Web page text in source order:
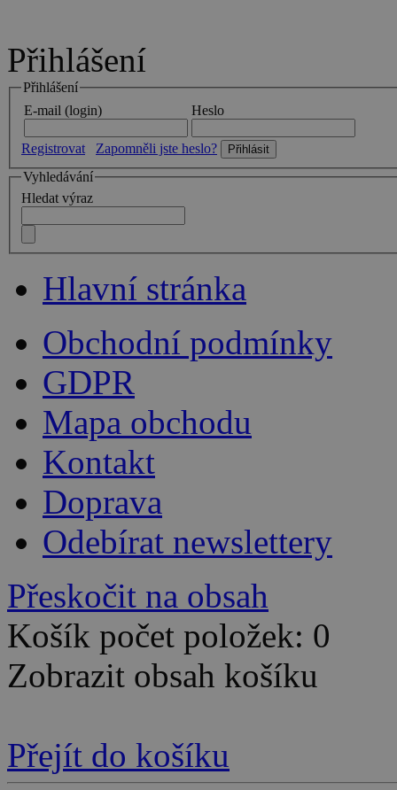
Přihlášení
Přihlášení
E-mail (login)
Heslo
Registrovat
Zapomněli jste heslo?
Vyhledávání
Hledat výraz
Hlavní stránka
Obchodní podmínky
GDPR
Mapa obchodu
Kontakt
Doprava
Odebírat newslettery
Přeskočit na obsah
Košík počet položek: 0
Zobrazit obsah košíku
Přejít do košíku